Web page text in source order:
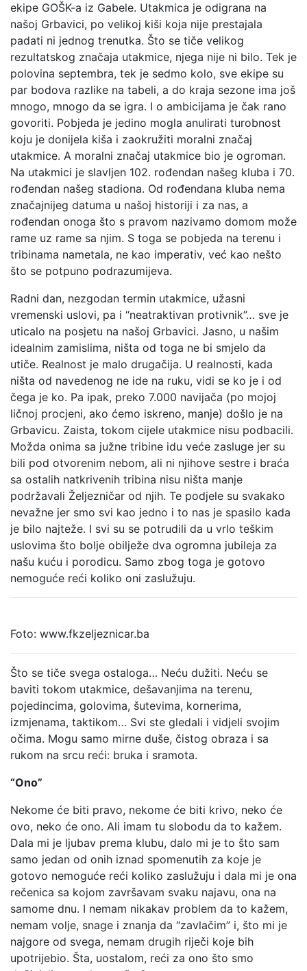
ekipe GOŠK-a iz Gabele. Utakmica je odigrana na
našoj Grbavici, po velikoj kiši koja nije prestajala
padati ni jednog trenutka. Što se tiče velikog
rezultatskog značaja utakmice, njega nije ni bilo. Tek je
polovina septembra, tek je sedmo kolo, sve ekipe su
par bodova razlike na tabeli, a do kraja sezone ima još
mnogo, mnogo da se igra. I o ambicijama je čak rano
govoriti. Pobjeda je jedino mogla anulirati turobnost
koju je donijela kiša i zaokružiti moralni značaj
utakmice. A moralni značaj utakmice bio je ogroman.
Na utakmici je slavljen 102. rođendan našeg kluba i 70.
rođendan našeg stadiona. Od rođendana kluba nema
značajnijeg datuma u našoj historiji i za nas, a
rođendan onoga što s pravom nazivamo domom može
rame uz rame sa njim. S toga se pobjeda na terenu i
tribinama nametala, ne kao imperativ, već kao nešto
što se potpuno podrazumijeva.
Radni dan, nezgodan termin utakmice, užasni
vremenski uslovi, pa i “neatraktivan protivnik”… sve je
uticalo na posjetu na našoj Grbavici. Jasno, u našim
idealnim zamislima, ništa od toga ne bi smjelo da
utiče. Realnost je malo drugačija. U realnosti, kada
ništa od navedenog ne ide na ruku, vidi se ko je i od
čega je ko. Pa ipak, preko 7.000 navijača (po mojoj
ličnoj procjeni, ako ćemo iskreno, manje) došlo je na
Grbavicu. Zaista, tokom cijele utakmice nisu podbacili.
Možda onima sa južne tribine idu veće zasluge jer su
bili pod otvorenim nebom, ali ni njihove sestre i braća
sa ostalih natkrivenih tribina nisu ništa manje
podržavali Željezničar od njih. Te podjele su svakako
nevažne jer smo svi kao jedno i to nas je spasilo kada
je bilo najteže. I svi su se potrudili da u vrlo teškim
uslovima što bolje obilježe dva ogromna jubileja za
našu kuću i porodicu. Samo zbog toga je gotovo
nemoguće reći koliko oni zaslužuju.
Foto: www.fkzeljeznicar.ba
Što se tiče svega ostaloga… Neću dužiti. Neću se
baviti tokom utakmice, dešavanjima na terenu,
pojedincima, golovima, šutevima, kornerima,
izmjenama, taktikom… Svi ste gledali i vidjeli svojim
očima. Mogu samo mirne duše, čistog obraza i sa
rukom na srcu reći: bruka i sramota.
“Ono”
Nekome će biti pravo, nekome će biti krivo, neko će
ovo, neko će ono. Ali imam tu slobodu da to kažem.
Dala mi je ljubav prema klubu, dalo mi je to što sam
samo jedan od onih iznad spomenutih za koje je
gotovo nemoguće reći koliko zaslužuju i dala mi je ona
rečenica sa kojom završavam svaku najavu, ona na
samome dnu. I nemam nikakav problem da to kažem,
nemam volje, snage i znanja da “zavlačim” i, što mi je
najgore od svega, nemam drugih riječi koje bih
upotrijebio. Šta, uostalom, reći za ono što smo